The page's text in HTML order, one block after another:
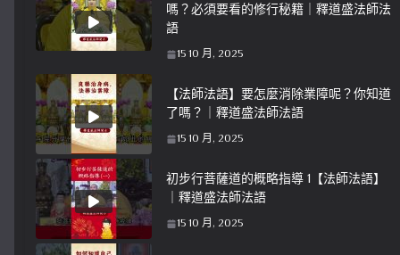
嗎？必須要看的修行秘籍｜釋道盛法師法
語
15 10 月, 2025
【法師法語】要怎麼消除業障呢？你知道
了嗎？｜釋道盛法師法語
15 10 月, 2025
初步行菩薩道的概略指導 1【法師法語】
｜釋道盛法師法語
15 10 月, 2025